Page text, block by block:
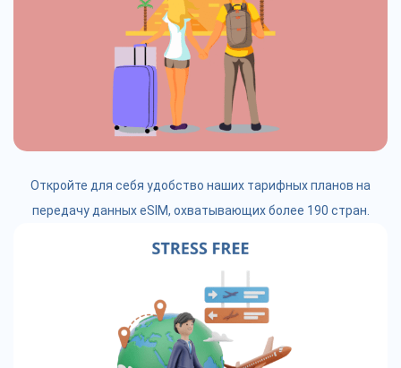
Откройте для себя удобство наших тарифных планов на
передачу данных eSIM, охватывающих более 190 стран.